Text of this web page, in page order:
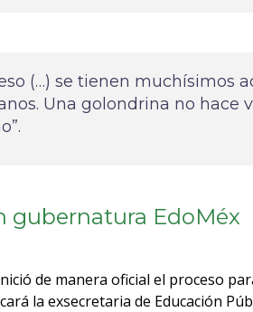
(…) se tienen muchísimos
Una golondrina no hace
gubernatura EdoMéx
de manera oficial el proceso
la exsecretaria de Educación